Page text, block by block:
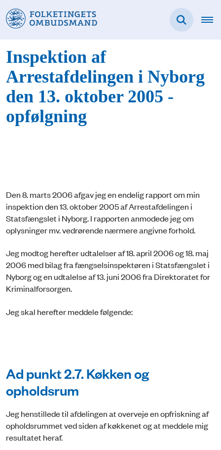
Inspektion af
Arrestafdelingen i Nyborg
den 13. oktober 2005 -
opfølgning
Den 8. marts 2006 afgav jeg en endelig rapport om min
inspektion den 13. oktober 2005 af Arrestafdelingen i
Statsfængslet i Nyborg. I rapporten anmodede jeg om
oplysninger mv. vedrørende nærmere angivne forhold.
Jeg modtog herefter udtalelser af 18. april 2006 og 18. maj
2006 med bilag fra fængselsinspektøren i Statsfængslet i
Nyborg og en udtalelse af 13. juni 2006 fra Direktoratet for
Kriminalforsorgen.
Jeg skal herefter meddele følgende:
Ad punkt 2.7. Køkken og
opholdsrum
Jeg henstillede til afdelingen at overveje en opfriskning af
opholdsrummet ved siden af køkkenet og at meddele mig
resultatet heraf.